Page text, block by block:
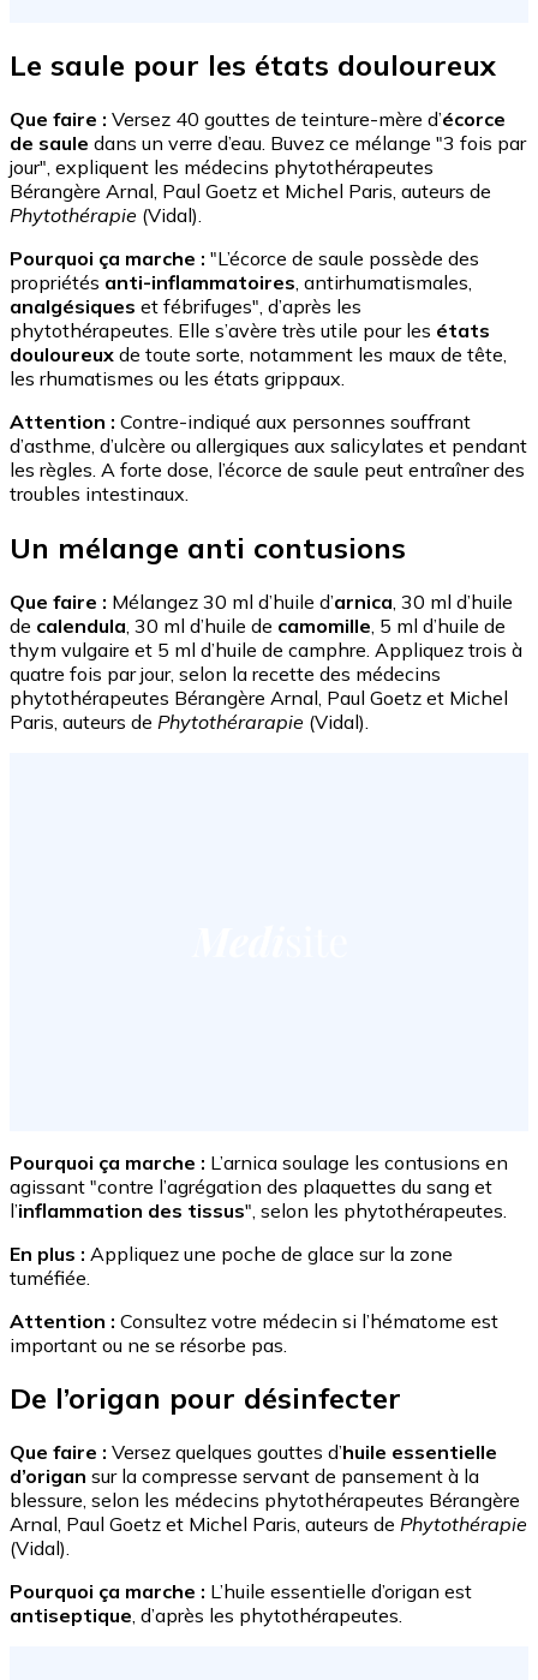
Le saule pour les états douloureux
Que faire : Versez 40 gouttes de teinture-mère d’écorce
de saule dans un verre d’eau. Buvez ce mélange "3 fois par
jour", expliquent les médecins phytothérapeutes
Bérangère Arnal, Paul Goetz et Michel Paris, auteurs de
Phytothérapie (Vidal).
Pourquoi ça marche : "L’écorce de saule possède des
propriétés anti-inflammatoires , antirhumatismales,
analgésiques et fébrifuges", d’après les
phytothérapeutes. Elle s’avère très utile pour les états
douloureux de toute sorte, notamment les maux de tête,
les rhumatismes ou les états grippaux.
Attention : Contre-indiqué aux personnes souffrant
d’asthme, d’ulcère ou allergiques aux salicylates et pendant
les règles. A forte dose, l’écorce de saule peut entraîner des
troubles intestinaux.
Un mélange anti contusions
Que faire : Mélangez 30 ml d’huile d’arnica , 30 ml d’huile
de calendula , 30 ml d’huile de camomille , 5 ml d’huile de
thym vulgaire et 5 ml d’huile de camphre. Appliquez trois à
quatre fois par jour, selon la recette des médecins
phytothérapeutes Bérangère Arnal, Paul Goetz et Michel
Paris, auteurs de Phytothérarapie (Vidal).
Pourquoi ça marche : L’arnica soulage les contusions en
agissant "contre l’agrégation des plaquettes du sang et
l’inflammation des tissus", selon les phytothérapeutes.
En plus : Appliquez une poche de glace sur la zone
tuméfiée.
Attention : Consultez votre médecin si l’hématome est
important ou ne se résorbe pas.
De l’origan pour désinfecter
Que faire : Versez quelques gouttes d’huile essentielle
d’origan sur la compresse servant de pansement à la
blessure, selon les médecins phytothérapeutes Bérangère
Arnal, Paul Goetz et Michel Paris, auteurs de Phytothérapie
(Vidal).
Pourquoi ça marche : L’huile essentielle d’origan est
antiseptique, d’après les phytothérapeutes.